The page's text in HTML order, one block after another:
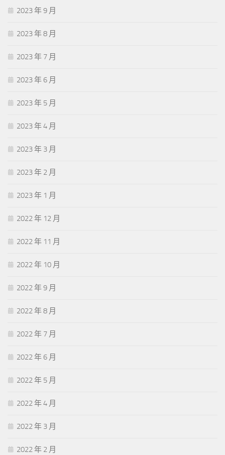
2023 年 9 月
2023 年 8 月
2023 年 7 月
2023 年 6 月
2023 年 5 月
2023 年 4 月
2023 年 3 月
2023 年 2 月
2023 年 1 月
2022 年 12 月
2022 年 11 月
2022 年 10 月
2022 年 9 月
2022 年 8 月
2022 年 7 月
2022 年 6 月
2022 年 5 月
2022 年 4 月
2022 年 3 月
2022 年 2 月